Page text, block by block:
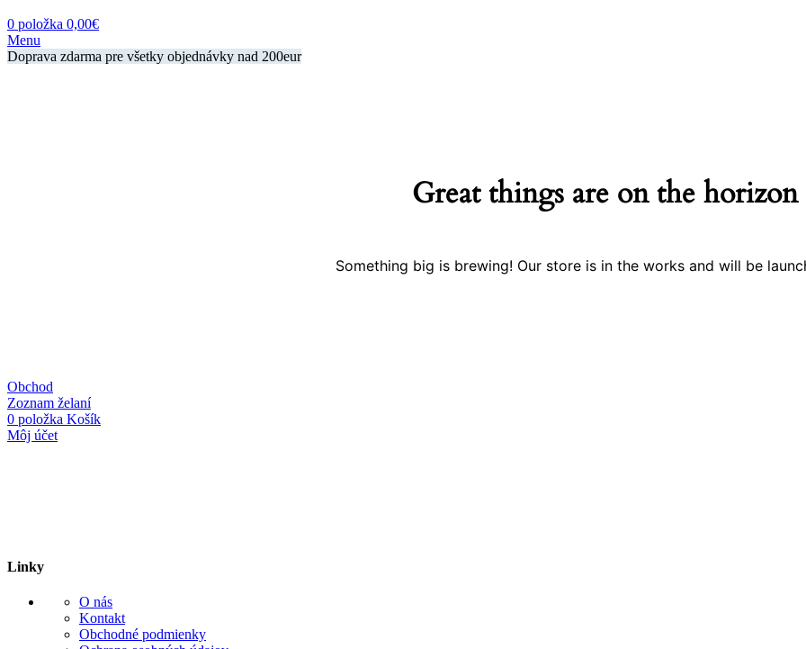
0 položka 0,00€
Menu
Doprava zdarma pre všetky objednávky nad 200eur
Great things are on the horizon
Something big is brewing! Our store is in the works and will be
Obchod
Zoznam želaní
0 položka Košík
Môj účet
Linky
O nás
Kontakt
Obchodné podmienky